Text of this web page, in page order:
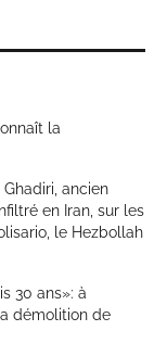
la
ancien
en Iran, sur les
le Hezbollah
30 ans»: à
démolition de